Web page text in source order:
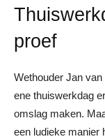
proef
Wethouder Jan
ene thuiswerkdag
omslag maken.
een ludieke manier